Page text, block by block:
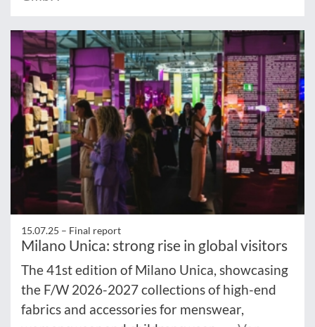
15.07.25 – Final report
Milano Unica: strong rise in global visitors
The 41st edition of Milano Unica, showcasing
the F/W 2026-2027 collections of high-end
fabrics and accessories for menswear,